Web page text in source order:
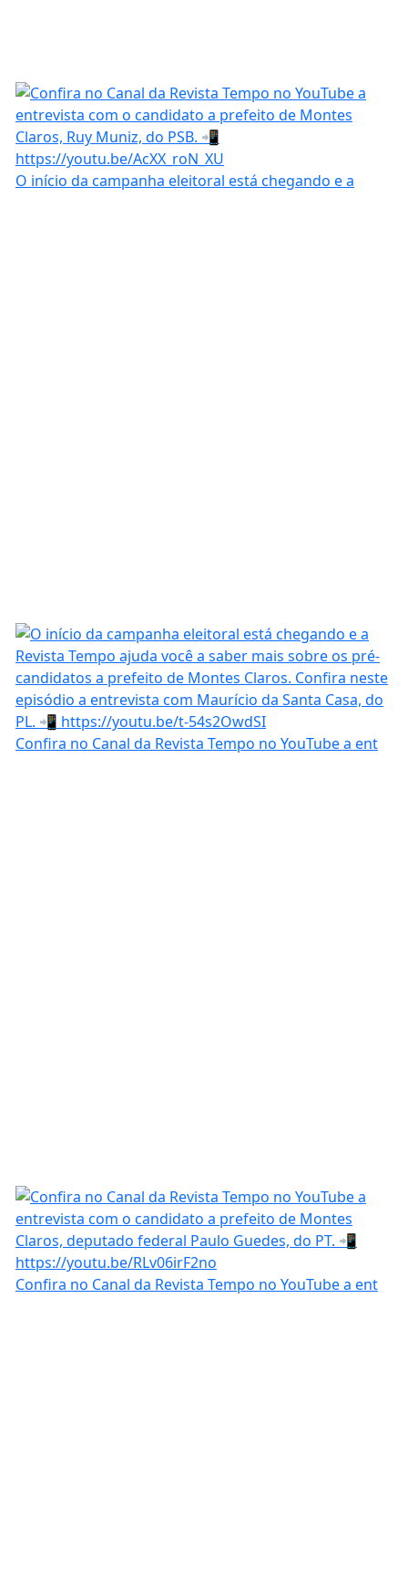
O início da campanha eleitoral está chegando e a
Confira no Canal da Revista Tempo no YouTube a ent
Confira no Canal da Revista Tempo no YouTube a ent